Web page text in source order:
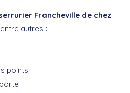
Francheville de chez
autres :
points